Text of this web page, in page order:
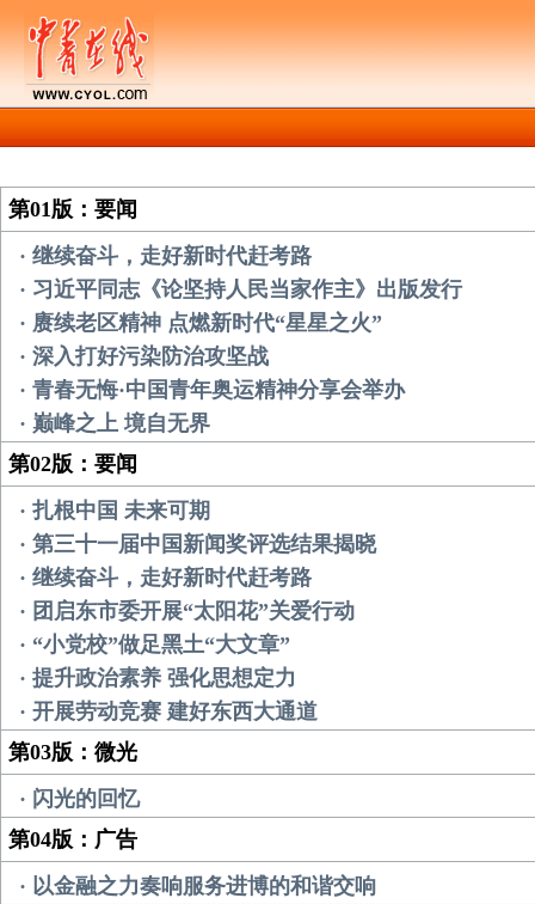
第01版：要闻
· 继续奋斗，走好新时代赶考路
· 习近平同志《论坚持人民当家作主》出版发行
· 赓续老区精神 点燃新时代“星星之火”
· 深入打好污染防治攻坚战
· 青春无悔·中国青年奥运精神分享会举办
· 巅峰之上 境自无界
第02版：要闻
· 扎根中国 未来可期
· 第三十一届中国新闻奖评选结果揭晓
· 继续奋斗，走好新时代赶考路
· 团启东市委开展“太阳花”关爱行动
· “小党校”做足黑土“大文章”
· 提升政治素养 强化思想定力
· 开展劳动竞赛 建好东西大通道
第03版：微光
· 闪光的回忆
第04版：广告
· 以金融之力奏响服务进博的和谐交响